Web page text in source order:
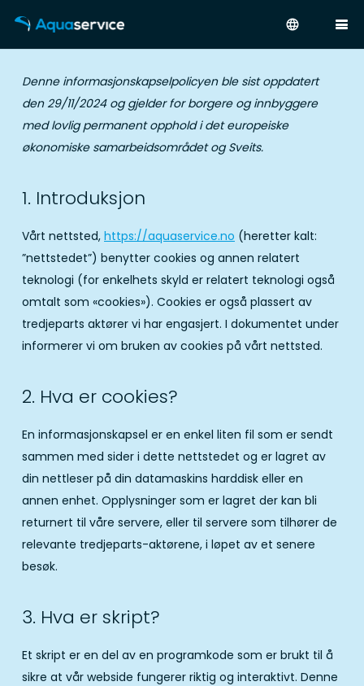
language
Denne informasjonskapselpolicyen ble sist oppdatert
den 29/11/2024 og gjelder for borgere og innbyggere
med lovlig permanent opphold i det europeiske
økonomiske samarbeidsområdet og Sveits.
1. Introduksjon
Vårt nettsted, https://aquaservice.no (heretter kalt:
”nettstedet”) benytter cookies og annen relatert
teknologi (for enkelhets skyld er relatert teknologi også
omtalt som «cookies»). Cookies er også plassert av
tredjeparts aktører vi har engasjert. I dokumentet under
informerer vi om bruken av cookies på vårt nettsted.
2. Hva er cookies?
En informasjonskapsel er en enkel liten fil som er sendt
sammen med sider i dette nettstedet og er lagret av
din nettleser på din datamaskins harddisk eller en
annen enhet. Opplysninger som er lagret der kan bli
returnert til våre servere, eller til servere som tilhører de
relevante tredjeparts-aktørene, i løpet av et senere
besøk.
3. Hva er skript?
Et skript er en del av en programkode som er brukt til å
sikre at vår webside fungerer riktig og interaktivt. Denne